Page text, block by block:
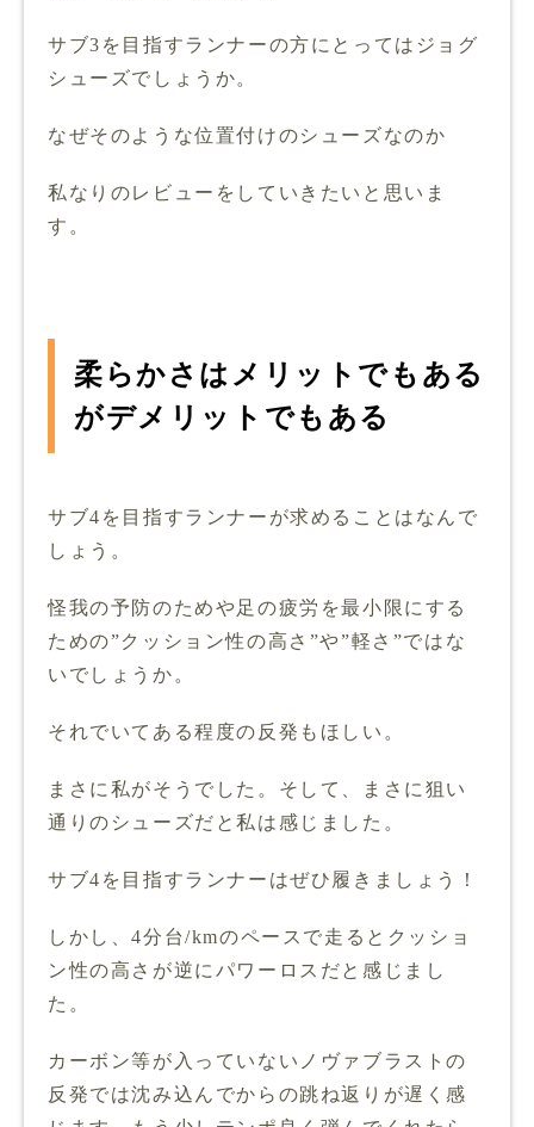
サブ3を目指すランナーの方にとってはジョグ
シューズでしょうか。
なぜそのような位置付けのシューズなのか
私なりのレビューをしていきたいと思いま
す。
柔らかさはメリットでもある
がデメリットでもある
サブ4を目指すランナーが求めることはなんで
しょう。
怪我の予防のためや足の疲労を最小限にする
ための”クッション性の高さ”や”軽さ”ではな
いでしょうか。
それでいてある程度の反発もほしい。
まさに私がそうでした。そして、まさに狙い
通りのシューズだと私は感じました。
サブ4を目指すランナーはぜひ履きましょう！
しかし、4分台/kmのペースで走るとクッショ
ン性の高さが逆にパワーロスだと感じまし
た。
カーボン等が入っていないノヴァブラストの
反発では沈み込んでからの跳ね返りが遅く感